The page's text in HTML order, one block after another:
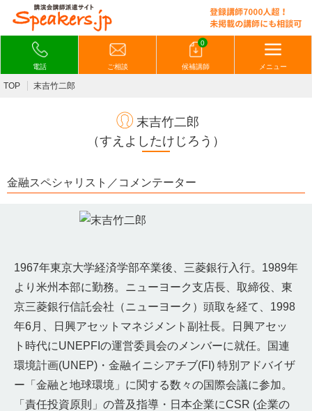
電話 ご相談
0
候補講師 メニュー
TOP 末吉竹二郎
末吉竹二郎
（すえよしたけじろう）
金融スペシャリスト／コメンテーター
1967年東京大学経済学部卒業後、三菱銀行入行。1989年
より米州本部に勤務。ニューヨーク支店長、取締役、東
京三菱銀行信託会社（ニューヨーク）頭取を経て、1998
年6月、日興アセットマネジメント副社長。日興アセッ
ト時代にUNEPFIの運営委員会のメンバーに就任。国連
環境計画(UNEP)・金融イニシアチブ(FI) 特別アドバイザ
ー「金融と地球環境」に関する数々の国際会議に参加。
「責任投資原則」の普及指導・日本企業にCSR (企業の